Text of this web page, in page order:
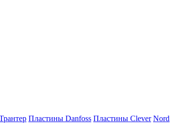
Пластины Danfoss Пластины Clever Nord